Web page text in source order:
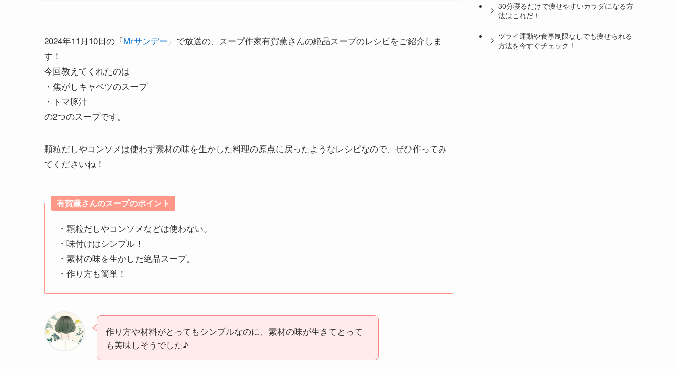
2024年11月10日の『Mrサンデー 』で放送の、スープ作家有賀薫さんの絶品スープのレシピをご紹介しま
す！
今回教えてくれたのは
・焦がしキャベツのスープ
・トマ豚汁
の2つのスープです。
顆粒だしやコンソメは使わず素材の味を生かした料理の原点に戻ったようなレシピなので、ぜひ作ってみ
てくださいね！
有賀薫さんのスープのポイント
・顆粒だしやコンソメなどは使わない。
・味付けはシンプル！
・素材の味を生かした絶品スープ。
・作り方も簡単！
作り方や材料がとってもシンプルなのに、素材の味が生きてとって
も美味しそうでした♪
30分寝るだけで痩せやすいカラダになる方
法はこれだ！
ツライ運動や食事制限なしでも痩せられる
方法を今すぐチェック！